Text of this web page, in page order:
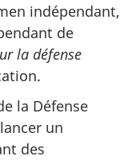
indépendant,
de
la défense
la Défense
un
des